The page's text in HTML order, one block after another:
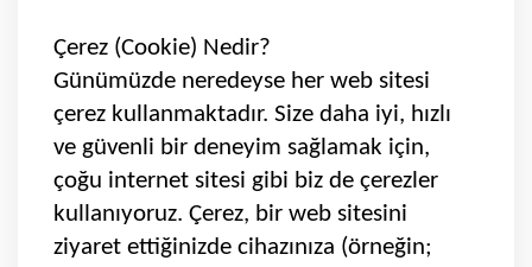
Çerez (Cookie) Nedir?
Günümüzde neredeyse her web sitesi
çerez kullanmaktadır. Size daha iyi, hızlı
ve güvenli bir deneyim sağlamak için,
çoğu internet sitesi gibi biz de çerezler
kullanıyoruz. Çerez, bir web sitesini
ziyaret ettiğinizde cihazınıza (örneğin;